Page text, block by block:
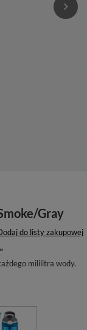
Gray
do listy zakupowej
mililitra wody.